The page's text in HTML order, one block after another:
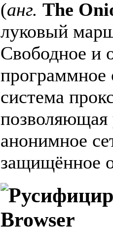
(анг. The
луковый
Свободное и
программное
система
позволяющая
анонимное
защищённое
Browser